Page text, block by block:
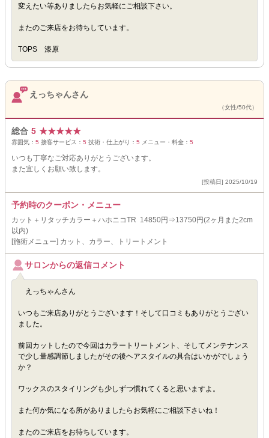
変えたい等ありましたらお気軽にご相談下さい。
またのご来店をお待ちしています。
TOPS 漆原
えっちゃんさん
（女性/50代）
総合 5 ★★★★★
雰囲気： 5 接客サービス： 5 技術・仕上がり： 5 メニュー・料金： 5
いつも丁寧なご対応ありがとうございます。
また宜しくお願い致します。
[投稿日] 2025/10/19
予約時のクーポン・メニュー
カット＋リタッチカラー＋ハホニコTR 14850円⇒13750円(2ヶ月また2cm
以内)
[施術メニュー] カット、カラー、トリートメント
サロンからの返信コメント
えっちゃんさん
いつもご来店ありがとうございます！そして口コミもありがとうござい
ました。
前回カットしたので今回はカラートリートメント、そしてメンテナンス
で少し量感調節しましたがその後ヘアスタイルの具合はいかがでしょう
か？
ワックスのスタイリングも少しずつ慣れてくると思いますよ。
また何か気になる所がありましたらお気軽にご相談下さいね！
またのご来店をお待ちしています。